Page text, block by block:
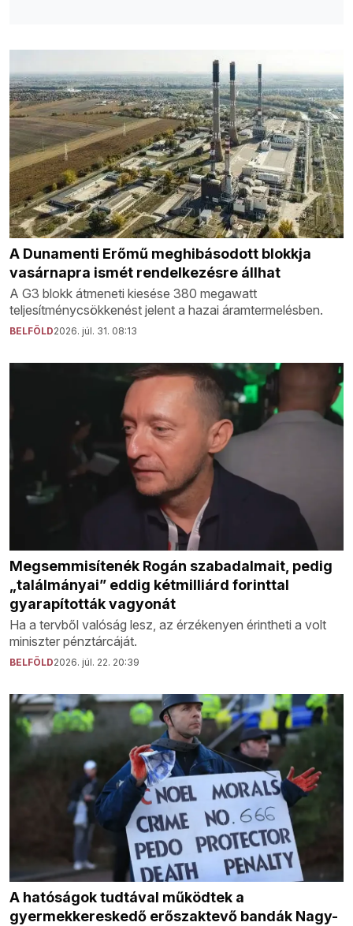
A Dunamenti Erőmű meghibásodott blokkja
vasárnapra ismét rendelkezésre állhat
A G3 blokk átmeneti kiesése 380 megawatt
teljesítménycsökkenést jelent a hazai áramtermelésben.
BELFÖLD2026. júl. 31. 08:13
Megsemmisítenék Rogán szabadalmait, pedig
„találmányai” eddig kétmilliárd forinttal
gyarapították vagyonát
Ha a tervből valóság lesz, az érzékenyen érintheti a volt
miniszter pénztárcáját.
BELFÖLD2026. júl. 22. 20:39
A hatóságok tudtával működtek a
gyermekkereskedő erőszaktevő bandák Nagy-